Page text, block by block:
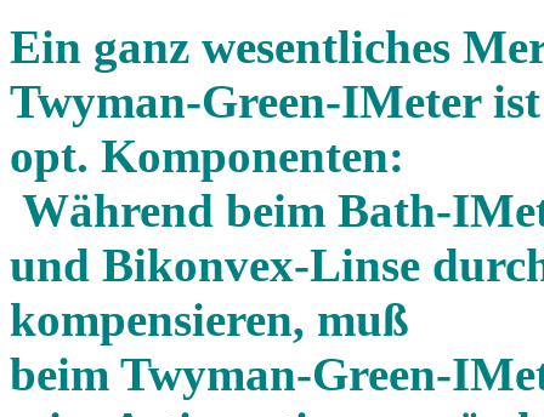
Ein ganz wesentliches
Twyman-Green-IMeter
opt. Komponenten:
Während beim Bath-
und Bikonvex-Linse
kompensieren, muß
beim Twyman-Green-